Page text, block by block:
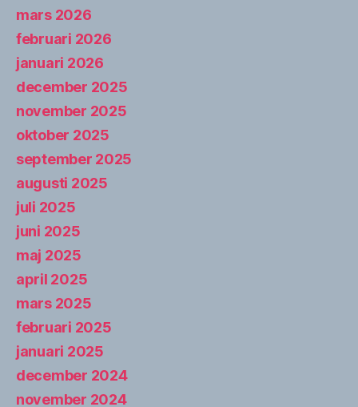
mars 2026
februari 2026
januari 2026
december 2025
november 2025
oktober 2025
september 2025
augusti 2025
juli 2025
juni 2025
maj 2025
april 2025
mars 2025
februari 2025
januari 2025
december 2024
november 2024